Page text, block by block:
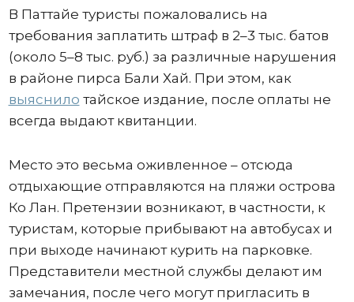
В Паттайе туристы пожаловались на
требования заплатить штраф в 2–3 тыс. батов
(около 5–8 тыс. руб.) за различные нарушения
в районе пирса Бали Хай. При этом, как
выяснило тайское издание, после оплаты не
всегда выдают квитанции.
Место это весьма оживленное – отсюда
отдыхающие отправляются на пляжи острова
Ко Лан. Претензии возникают, в частности, к
туристам, которые прибывают на автобусах и
при выходе начинают курить на парковке.
Представители местной службы делают им
замечания, после чего могут пригласить в